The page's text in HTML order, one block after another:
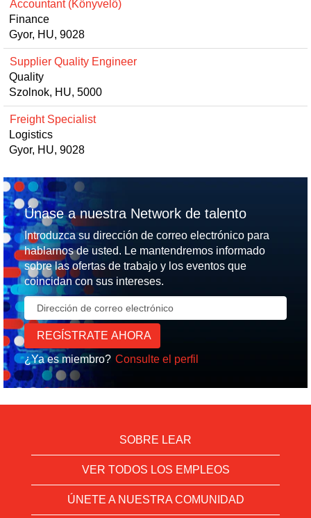
Accountant (Könyvelő)
Finance
Gyor, HU, 9028
Supplier Quality Engineer
Quality
Szolnok, HU, 5000
Freight Specialist
Logistics
Gyor, HU, 9028
Únase a nuestra Network de talento
Introduzca su dirección de correo electrónico para
hablarnos de usted. Le mantendremos informado
sobre las ofertas de trabajo y los eventos que
coincidan con sus intereses.
¿Ya es miembro? Consulte el perfil
SOBRE LEAR
VER TODOS LOS EMPLEOS
ÚNETE A NUESTRA COMUNIDAD